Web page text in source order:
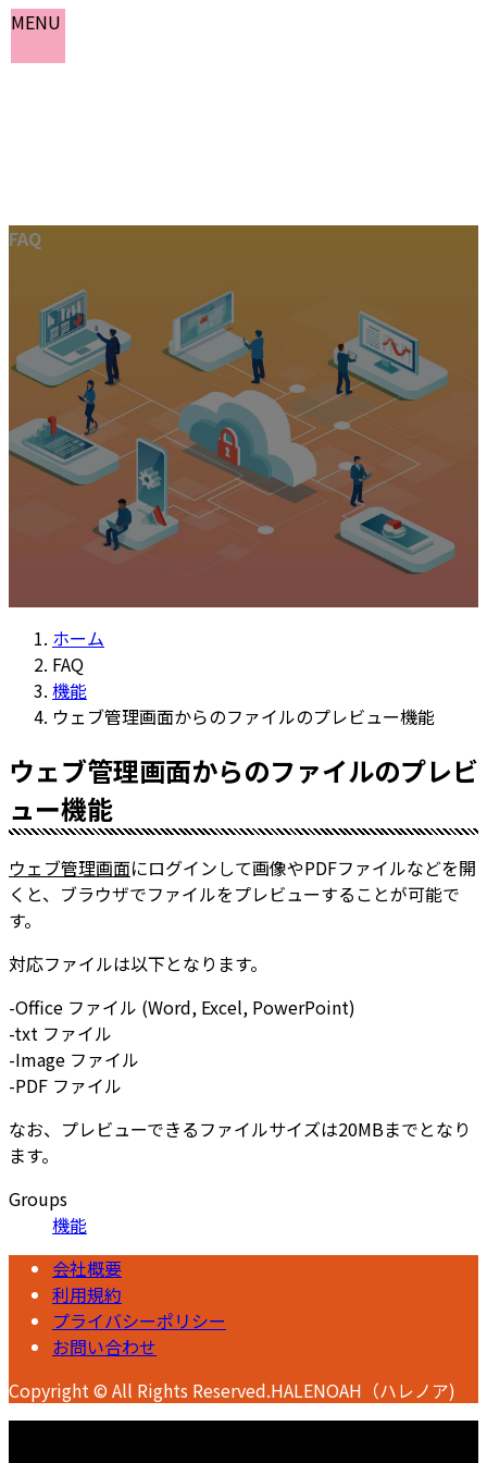
コ
へ
キ
ッ
ナ
ョ
に
移
ホーム
お知らせ
よくある質問
会社概要
お問い合わせ
FAQ
ホーム
FAQ
機能
ウェブ管理画面からのファイルのプレビュー機能
ウェブ管理画面からのファイルのプレビ
ュー機能
ウェブ管理画面にログインして画像やPDFファイルなどを開
くと、ブラウザでファイルをプレビューすることが可能で
す。
対応ファイルは以下となります。
-Office ファイル (Word, Excel, PowerPoint)
-txt ファイル
-Image ファイル
-PDF ファイル
なお、プレビューできるファイルサイズは20MBまでとなり
ます。
Groups
機能
会社概要
利用規約
プライバシーポリシー
お問い合わせ
Copyright © All Rights Reserved.HALENOAH（ハレノア)
MENU